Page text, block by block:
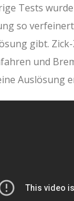
Tests
so
gibt.
und
Auslösung